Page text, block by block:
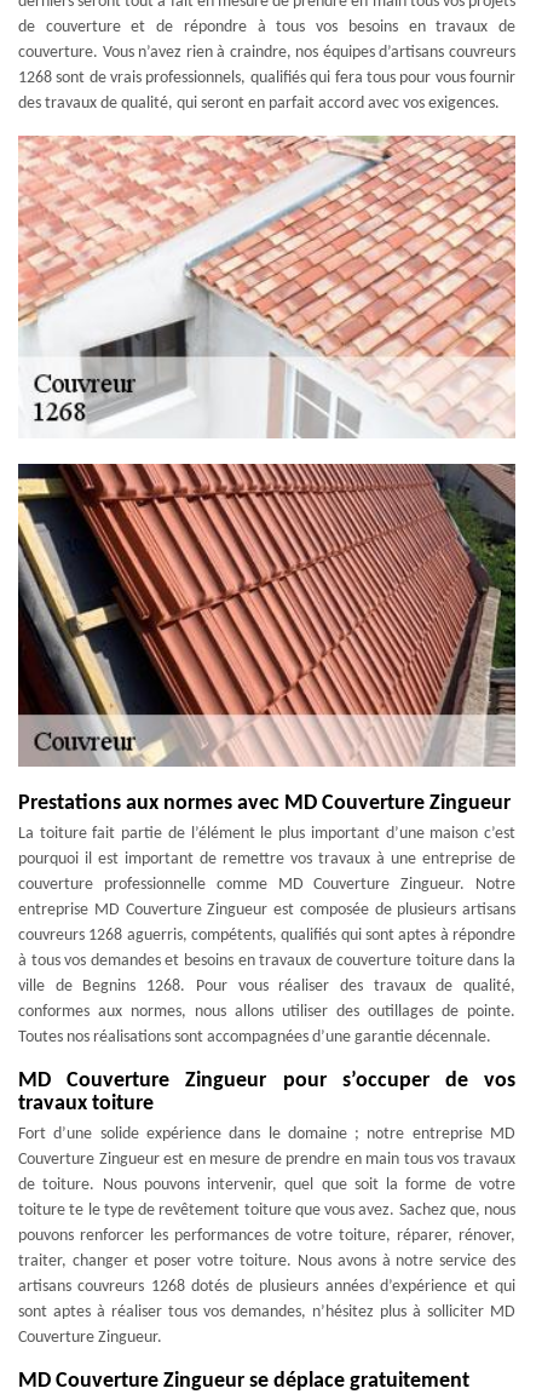
de couverture et de répondre à tous vos besoins en travaux de
couverture. Vous n’avez rien à craindre, nos équipes d’artisans couvreurs
1268 sont de vrais professionnels, qualifiés qui fera tous pour vous fournir
des travaux de qualité, qui seront en parfait accord avec vos exigences.
Prestations aux normes avec MD Couverture Zingueur
La toiture fait partie de l’élément le plus important d’une maison c’est
pourquoi il est important de remettre vos travaux à une entreprise de
couverture professionnelle comme MD Couverture Zingueur. Notre
entreprise MD Couverture Zingueur est composée de plusieurs artisans
couvreurs 1268 aguerris, compétents, qualifiés qui sont aptes à répondre
à tous vos demandes et besoins en travaux de couverture toiture dans la
ville de Begnins 1268. Pour vous réaliser des travaux de qualité,
conformes aux normes, nous allons utiliser des outillages de pointe.
Toutes nos réalisations sont accompagnées d’une garantie décennale.
MD Couverture Zingueur pour s’occuper de vos
travaux toiture
Fort d’une solide expérience dans le domaine ; notre entreprise MD
Couverture Zingueur est en mesure de prendre en main tous vos travaux
de toiture. Nous pouvons intervenir, quel que soit la forme de votre
toiture te le type de revêtement toiture que vous avez. Sachez que, nous
pouvons renforcer les performances de votre toiture, réparer, rénover,
traiter, changer et poser votre toiture. Nous avons à notre service des
artisans couvreurs 1268 dotés de plusieurs années d’expérience et qui
sont aptes à réaliser tous vos demandes, n’hésitez plus à solliciter MD
Couverture Zingueur.
MD Couverture Zingueur se déplace gratuitement